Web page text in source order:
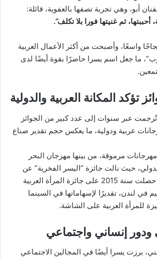
أبو، وهي تجربة تصفها بالعفوية، قائلة:
ثم غنيتها فورا بلا تكلف”.
واسعًا، وأصبحت من أكثر الأعمال العربية
ما جعل اسم يسرا حاضرًا بقوة أيضًا لدى
تؤكد المكانة العربية والدولية
عبر سنوات إلى عدد كبير من الجوائز
عربية ودولية، ما يعكس حجم تقدير صناع
مرموقة، من بينها مهرجان البحر
حيث نالت جائزة “اليسر الفخرية” عن
مجمل أعمالها، كما حصلت سنة 2015 على جائزة المرأة العربية
في لندن، تقديرًا لإسهاماتها في السينما
للمرأة العربية على الشاشة.
إنساني واجتماعي
برزت يسرا أيضًا في المجالين الاجتماعي